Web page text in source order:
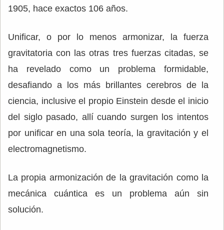
1905, hace exactos 106 años.
Unificar, o por lo menos armonizar, la fuerza
gravitatoria con las otras tres fuerzas citadas, se
ha revelado como un problema formidable,
desafiando a los más brillantes cerebros de la
ciencia, inclusive el propio Einstein desde el inicio
del siglo pasado, allí cuando surgen los intentos
por unificar en una sola teoría, la gravitación y el
electromagnetismo.
La propia armonización de la gravitación como la
mecánica cuántica es un problema aún sin
solución.